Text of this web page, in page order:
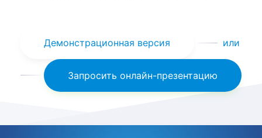
Демонстрационная версия или
Запросить онлайн-презентацию